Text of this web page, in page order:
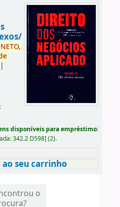
NETO,
|
disponíveis para empréstimo:
342.2 D598] (2).
seu carrinho
o